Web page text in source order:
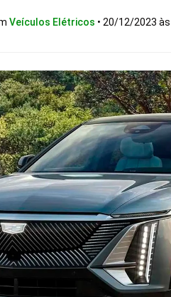
Veículos Elétricos • 20/12/2023 às